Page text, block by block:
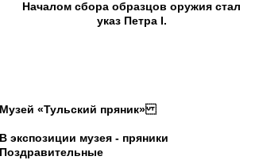
Началом сбора образцов оружия стал
указ Петра I.
Музей «Тульский пряник»
В экспозиции музея - пряники
Поздравительные